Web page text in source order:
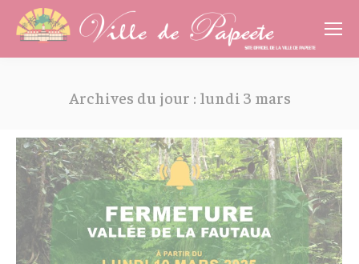
Archives du jour : lundi 3 mars
Cookies management panel